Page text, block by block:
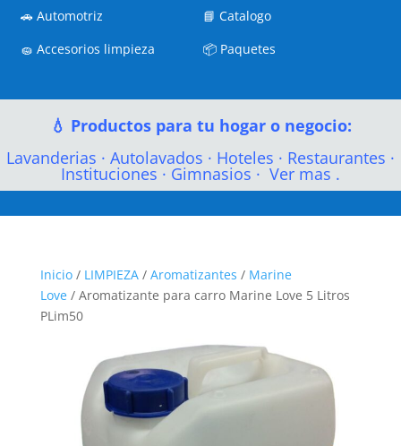
🚗Automotriz
🧽Accesorios limpieza
📘Catalogo
📦 Paquetes
💧 Productos para tu hogar o negocio:
Lavanderias · Autolavados · Hoteles · Restaurantes ·
Instituciones · Gimnasios · Ver mas .
Inicio/ LIMPIEZA/ Aromatizantes / Marine
Love/ Aromatizante para carro Marine Love 5 Litros
PLim50